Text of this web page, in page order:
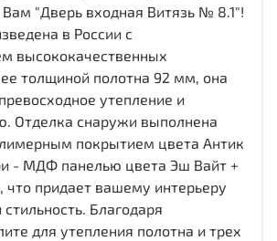
"Дверь входная Витязь № 8.1"!
в России с
высококачественных
толщиной полотна 92 мм, она
утепление и
Отделка снаружи выполнена
покрытием цвета Антик
- МДФ панелью цвета Эш Вайт +
что придает вашему интерьеру
стильность. Благодаря
для утепления полотна и трех